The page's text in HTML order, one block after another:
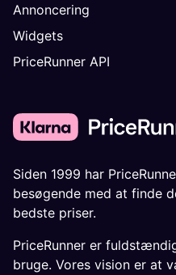
Annoncering
Widgets
PriceRunner API
Siden 1999 har
besøgende med at finde
bedste priser.
PriceRunner er
bruge. Vores vision er at